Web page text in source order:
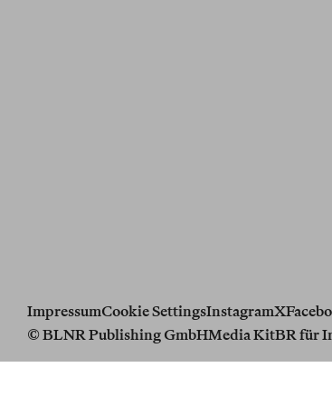
ImpressumCookie SettingsInstagramX
© BLNR Publishing GmbHMedia KitBR für